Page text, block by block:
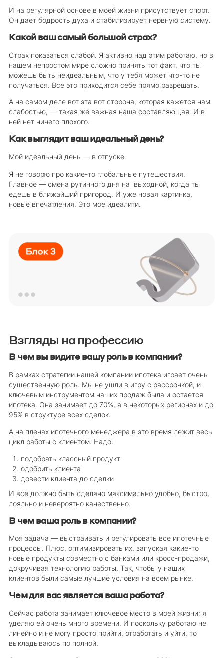
И на регулярной основе в моей жизни присутствует спорт.
Он дает бодрость духа и стабилизирует нервную систему.
Какой ваш самый большой страх?
Страх показаться слабой. Я активно над этим работаю, но в
нашем непростом мире сложно принять тот факт, что ты
можешь быть неидеальным, что у тебя может что-то не
получаться. Все это приходится себе прямо разрешать.
А на самом деле вот эта вот сторона, которая кажется нам
слабостью, — такая же важная наша составляющая. И в
ней нет ничего плохого.
Как выглядит ваш идеальный день?
Мой идеальный день — в отпуске.
Я не говорю про какие-то глобальные путешествия.
Главное — смена рутинного дня на выходной, когда ты
едешь в ближайший пригород. И уже новая картинка,
новые впечатления. Это мое идеалити.
Взгляды на профессию
В чем вы видите вашу роль в компании?
В рамках стратегии нашей компании ипотека играет очень
существенную роль. Мы не ушли в игру с рассрочкой, и
ключевым инструментом наших продаж была и остается
ипотека. Она занимает до 70%, а в некоторых регионах и до
95% в структуре всех сделок.
А на плечах ипотечного менеджера в это время лежит весь
цикл работы с клиентом. Надо:
подобрать классный продукт
одобрить клиента
довести клиента до сделки
И все должно быть сделано максимально удобно, быстро,
лояльно и невероятно качественно.
В чем ваша роль в компании?
Моя задача — выстраивать и регулировать все ипотечные
процессы. Плюс, оптимизировать их, запуская какие-то
новые продукты совместно с банками или кросс-продажи,
докручивая технологию работы. Так, чтобы у наших
клиентов были самые лучшие условия на всем рынке.
Чем для вас является ваша работа?
Сейчас работа занимает ключевое место в моей жизни: я
уделяю ей очень много времени. И поскольку работаю не
линейно и не могу просто прийти, отработать и уйти, то
выкладываюсь по полной.